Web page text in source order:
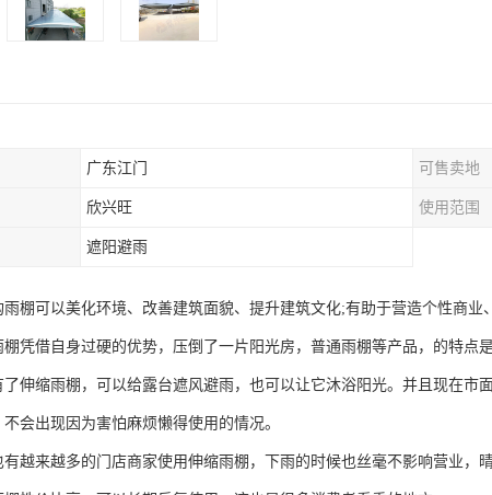
广东江门 可售卖地
欣兴旺 使用范围
遮阳避雨
雨棚可以美化环境、改善建筑面貌、提升建筑文化;有助于营造个性商业
棚凭借自身过硬的优势，压倒了一片阳光房，普通雨棚等产品，的特点
了伸缩雨棚，可以给露台遮风避雨，也可以让它沐浴阳光。并且现在市
会出现因为害怕麻烦懒得使用的情况。
有越来越多的门店商家使用伸缩雨棚，下雨的时候也丝毫不影响营业，